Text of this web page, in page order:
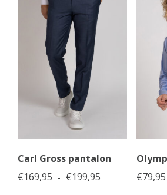
Carl Gross pantalon
€169,95 - €199,95 Prijsklasse:
€79,95